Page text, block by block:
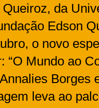
Queiroz, da
Edson
o novo
“O Mundo ao
Borges
leva ao